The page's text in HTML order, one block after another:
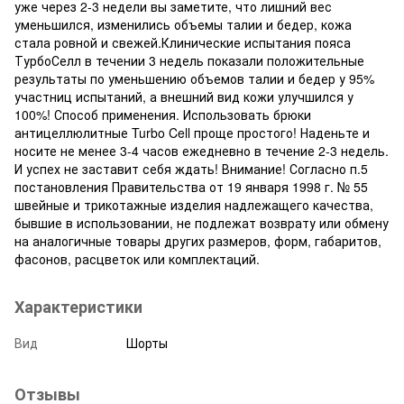
уже через 2-3 недели вы заметите, что лишний вес
уменьшился, изменились объемы талии и бедер, кожа
стала ровной и свежей.Клинические испытания пояса
ТурбоСелл в течении 3 недель показали положительные
результаты по уменьшению объемов талии и бедер у 95%
участниц испытаний, а внешний вид кожи улучшился у
100%! Способ применения. Использовать брюки
антицеллюлитные Turbo Cell проще простого! Наденьте и
носите не менее 3-4 часов ежедневно в течение 2-3 недель.
И успех не заставит себя ждать! Внимание! Согласно п.5
постановления Правительства от 19 января 1998 г. № 55
швейные и трикотажные изделия надлежащего качества,
бывшие в использовании, не подлежат возврату или обмену
на аналогичные товары других размеров, форм, габаритов,
фасонов, расцветок или комплектаций.
Характеристики
Вид Шорты
Отзывы